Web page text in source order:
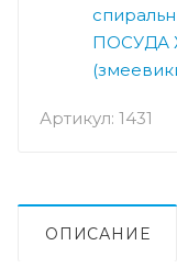
Артикул: 1431
ПОСУДА
ОПИСАНИЕ